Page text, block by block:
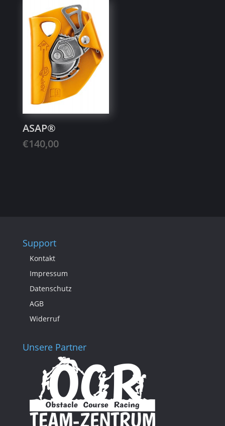
ASAP®
€140,00
Support
Kontakt
Impressum
Datenschutz
AGB
Widerruf
Unsere Partner